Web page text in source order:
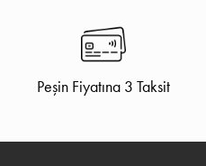
Peşin Fiyatına 3 Taksit